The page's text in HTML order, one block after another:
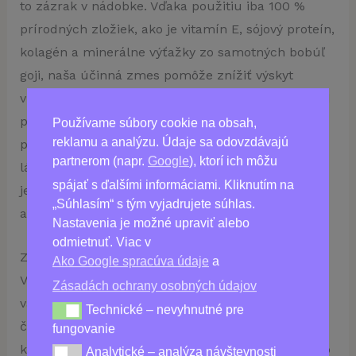
Používame súbory cookie na obsah,
reklamu a analýzu. Údaje sa odovzdávajú
partnerom (napr. Google), ktorí ich môžu
spájať s ďalšími informáciami. Kliknutím na
„Súhlasím“ s tým vyjadrujete súhlas.
Nastavenia je možné upraviť alebo
odmietnuť. Viac v
Ako Google spracúva údaje a
Zásadách ochrany osobných údajov
Technické – nevyhnutné pre fungovanie
Technické – nevyhnutné pre
fungovanie
Analytické – analýza návštevnosti
Analytické – analýza návštevnosti
to zázrak v nádobke. Vďaka použitiu iba 100 %
prírodných zložiek, ako je vitamín E, sójový proteín,
kolagén a minerálne výťažky zo samotných bobúľ
goji, naša účinná zmes pomôže znížiť výskyt
vrások a jemných liniek pre výrazne mladší vzhľad
pleti. Nielen to, ale tento úžasný produkt tiež
pomáha chrániť vašu pleť pred znečisťujúcimi
látkami a každodennými stresovými faktormi, ako
je vietor a slnečné žiarenie, vďaka silným
antioxidantom.
Zažite mladšie vyzerajúcu pleť s krémom Goji!
Vďaka dlhotrvajúcim hydratačným účinkom bude
vaša pleť po každom použití omladená a svieža. A
čo je najlepšie? Naše revolučné zloženie je bez
krutosti, takže je vhodné aj pre vegánov! Tak prečo